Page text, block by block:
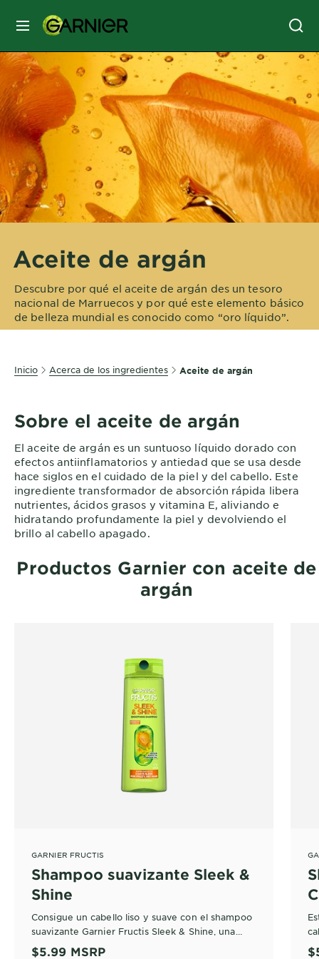
MENÚ
SKIN
CARE
HAIR
CARE
&
STYLING
HAIR
COLOR
SERVICES
&
TOOLS
EXPLORE
Garnier
Ingredients
Greener
Beauty
Garnier
Offers
Free
Aceite de argán
Descubre por qué el aceite de argán des un tesoro
nacional de Marruecos y por qué este elemento básico
de belleza mundial es conocido como “oro líquido”.
Inicio Acerca de los ingredientes Aceite de argán
Sobre el aceite de argán
El aceite de argán es un suntuoso líquido dorado con
efectos antiinflamatorios y antiedad que se usa desde
hace siglos en el cuidado de la piel y del cabello. Este
ingrediente transformador de absorción rápida libera
nutrientes, ácidos grasos y vitamina E, aliviando e
hidratando profundamente la piel y devolviendo el
brillo al cabello apagado.
Productos Garnier con aceite de
argán
GARNIER FRUCTIS
Shampoo suavizante Sleek &
Shine
Consigue un cabello liso y suave con el shampoo
suavizante Garnier Fructis Sleek & Shine, una
fórmula nutritiva que alisa, suaviza y aporta un
$5.99 MSRP